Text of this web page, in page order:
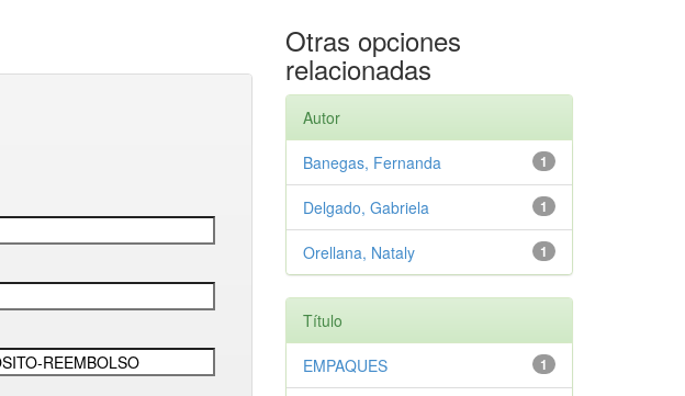
Otras opciones
relacionadas
Autor
1
Banegas, Fernanda
1
Delgado, Gabriela
1
Orellana, Nataly
Título
1
EMPAQUES